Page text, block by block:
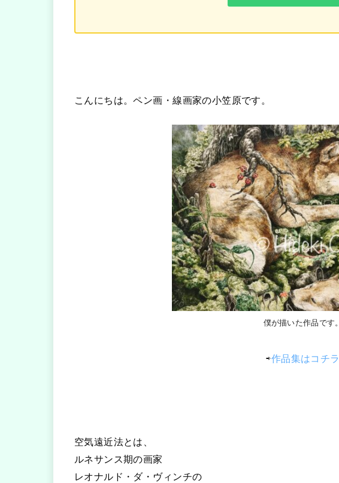
こんにちは。ペン画・線画家の小笠原です。
僕が描いた作品です。
⇨作品集はコチラ
空気遠近法とは、
ルネサンス期の画家
レオナルド・ダ・ヴィンチの